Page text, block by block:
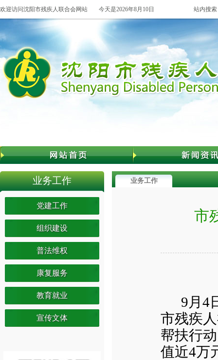
欢迎访问沈阳市残疾人联合会网站 今天是2026年8月10日 站内搜
业务工作
党建工作
组织建设
普法维权
康复服务
教育就业
宣传文体
业务工作
市
9月4
市残疾
帮扶行
值近4万